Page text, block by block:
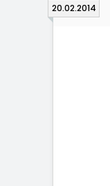
20.02.2014